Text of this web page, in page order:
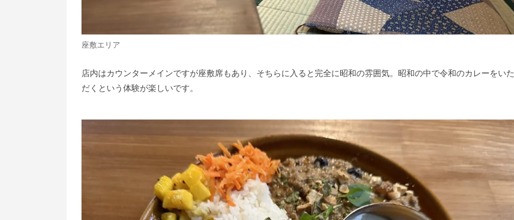
座敷エリア
店内はカウンターメインですが座敷席もあり、そちらに入ると完全に昭和の雰囲気。昭和の中で令和のカレーをいた
だくという体験が楽しいです。